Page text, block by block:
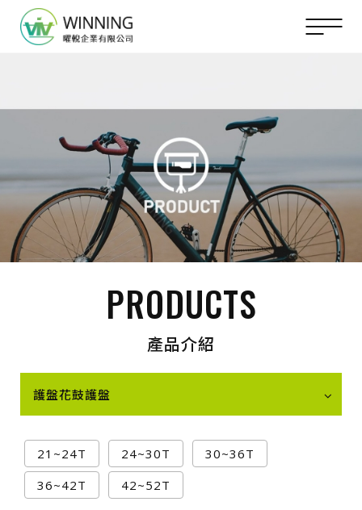
PRODUCTS
產品介紹
護盤花鼓護盤
21~24T 24~30T
30~36T
36~42T
42~52T